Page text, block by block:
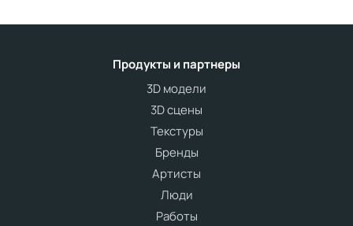
Продукты и партнеры
3D модели
3D сцены
Текстуры
Бренды
Артисты
Люди
Работы